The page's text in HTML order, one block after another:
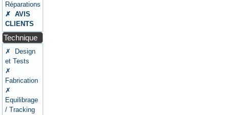
Réparations
✗ AVIS
CLIENTS
Technique
✗ Design
et Tests
✗
Fabrication
✗
Equilibrage
/ Tracking